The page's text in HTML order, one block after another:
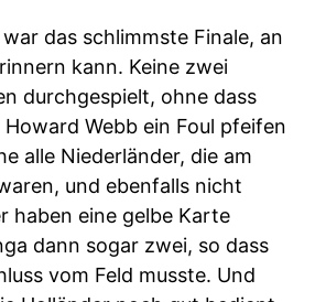
das schlimmste Finale, an
kann. Keine zwei
durchgespielt, ohne dass
Webb ein Foul pfeifen
alle Niederländer, die am
und ebenfalls nicht
haben eine gelbe Karte
dann sogar zwei, so dass
vom Feld musste. Und